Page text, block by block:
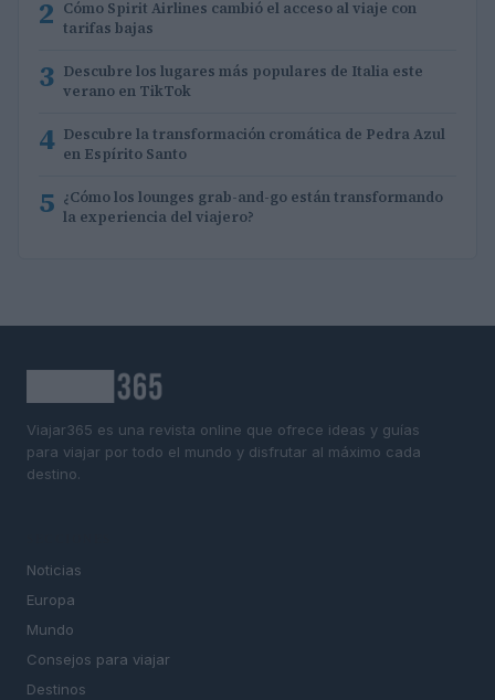
2 Cómo Spirit Airlines cambió el acceso al viaje con
tarifas bajas
3 Descubre los lugares más populares de Italia este
verano en TikTok
4 Descubre la transformación cromática de Pedra Azul
en Espírito Santo
5 ¿Cómo los lounges grab-and-go están transformando
la experiencia del viajero?
Viajar365 es una revista online que ofrece ideas y guías
para viajar por todo el mundo y disfrutar al máximo cada
destino.
Noticias
Europa
Mundo
Consejos para viajar
Destinos